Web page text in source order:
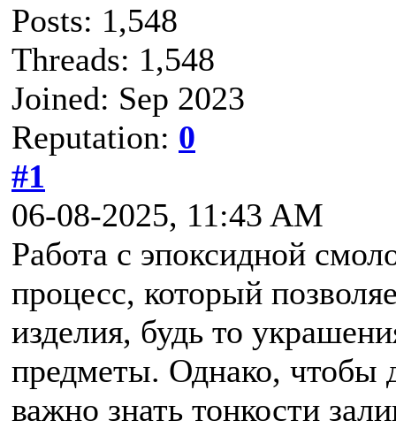
Posts: 1,548
Threads: 1,548
Joined: Sep 2023
Reputation: 0
#1
06-08-2025, 11:43 AM
Работа с эпоксидной
процесс, который
изделия, будь то
предметы. Однако, чтобы
важно знать тонкости